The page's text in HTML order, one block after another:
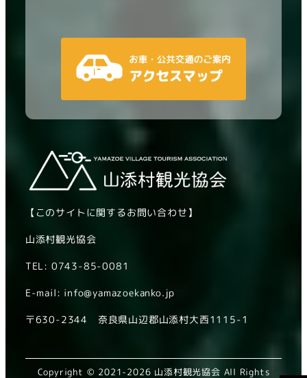
【このサイトに関するお問い合わせ】
山添村観光協会
TEL: 0743-85-0081
E-mail: info@yamazoekanko.jp
〒630-2344 奈良県山辺郡山添村大西1115-1
Copyright © 2021-2026 山添村観光協会 All Rights